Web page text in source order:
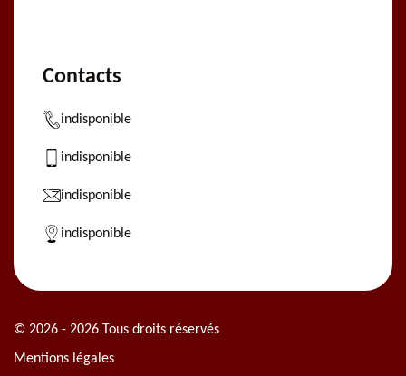
Contacts
indisponible
indisponible
indisponible
indisponible
© 2026 - 2026 Tous droits réservés
Mentions légales